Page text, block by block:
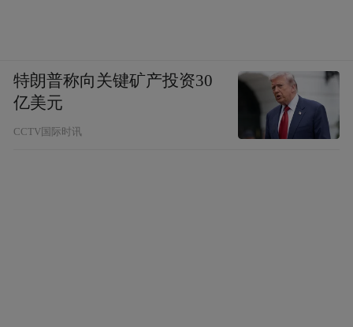
特朗普称向关键矿产投资30
亿美元
CCTV国际时讯